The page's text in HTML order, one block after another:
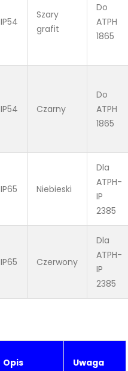
IP54
Szary
grafit
Do
ATPH
1865
IP54 Czarny
Do
ATPH
1865
IP65 Niebieski
Dla
ATPH-
IP
2385
IP65 Czerwony
Dla
ATPH-
IP
2385
Opis Uwaga